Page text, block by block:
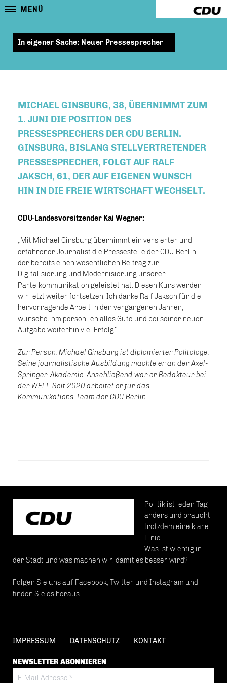
MENÜ
In eigener Sache: Neuer Pressesprecher
MICHAEL GINSBURG, 38, ÜBERNIMMT ZUM
1. JUNI DIE POSITION DES
PRESSESPRECHERS DER CDU BERLIN.
GINSBURG, BISLANG STELLVERTRETENDER
PRESSESPRECHER, FOLGT AUF RALF
JAKSCH, 61, DER AUF EIGENEN WUNSCH
HIN IN DIE FREIE WIRTSCHAFT WECHSELT.
CDU-Landesvorsitzender Kai Wegner:
Mit Michael Ginsburg übernimmt ein versierter und
erfahrener Journalist die Pressestelle der CDU Berlin,
der bereits einen wesentlichen Beitrag zur
Digitalisierung und Modernisierung unserer
Parteikommunikation geleistet hat. Diesen Kurs werden
wir jetzt weiter fortsetzen. Ich danke Ralf Jaksch für die
hervorragende Arbeit in den vergangenen Jahren,
wünsche ihm persönlich alles Gute und bei seiner neuen
Aufgabe weiterhin viel Erfolg.“
Zur Person: Michael Ginsburg ist diplomierter Politologe.
Seine journalistische Ausbildung machte er an der Axel-
Springer-Akademie. Anschließend war er Redakteur bei
der WELT. Seit 2020 arbeitet er für das
Kommunikations-Team der CDU Berlin.
Politik ist jeden Tag
anders und braucht
trotzdem eine klare
Linie.
Was ist wichtig in
der Stadt und was machen wir, damit es besser wird?
Folgen Sie uns auf Facebook, Twitter und Instagram und
finden Sie es heraus.
IMPRESSUM DATENSCHUTZ KONTAKT
NEWSLETTER ABONNIEREN